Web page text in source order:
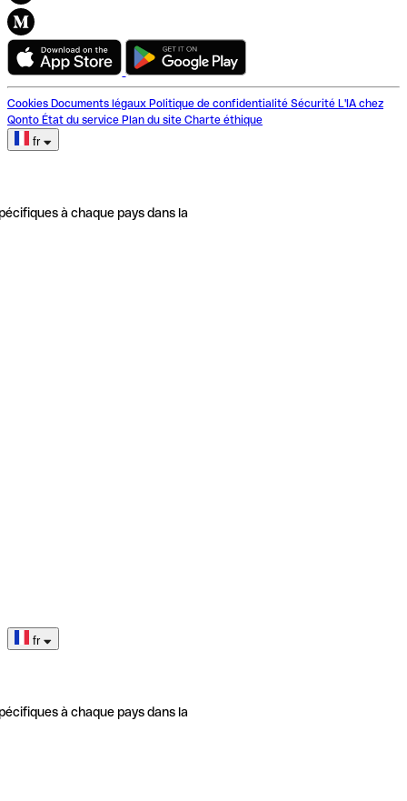
Cookies Documents légaux Politique de confidentialité Sécurité L'IA chez
Qonto État du service Plan du site Charte éthique
fr
à chaque pays dans la
fr
à chaque pays dans la